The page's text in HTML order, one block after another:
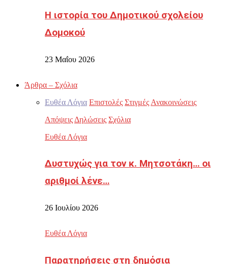
Η ιστορία του Δημοτικού σχολείου
Δομοκού
23 Μαΐου 2026
Άρθρα – Σχόλια
Ευθέα Λόγια Επιστολές Στιγμές Ανακοινώσεις
Απόψεις Δηλώσεις Σχόλια
Ευθέα Λόγια
Δυστυχώς για τον κ. Μητσοτάκη… οι
αριθμοί λένε…
26 Ιουλίου 2026
Ευθέα Λόγια
Παρατηρήσεις στη δημόσια